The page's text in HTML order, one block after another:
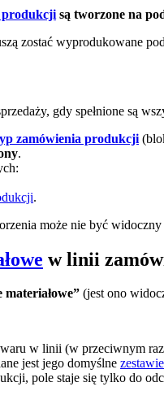
produkcji są tworzone na
zostać wyprodukowane
gdy spełnione są
zamówienia produkcji
.
.
może nie być
w linii
materiałowe” (jest ono
w linii (w przeciwnym
jest jego domyślne
pole staje się tylko do